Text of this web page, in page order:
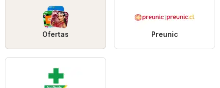
Ofertas Preunic